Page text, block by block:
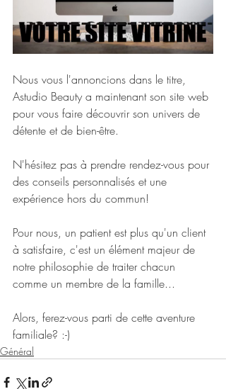
Nous vous l'annoncions dans le titre,
Astudio Beauty a maintenant son site web
pour vous faire découvrir son univers de
détente et de bien-être.
N'hésitez pas à prendre rendez-vous pour
des conseils personnalisés et une
expérience hors du commun!
Pour nous, un patient est plus qu'un client
à satisfaire, c'est un élément majeur de
notre philosophie de traiter chacun
comme un membre de la famille...
Alors, ferez-vous parti de cette aventure
familiale? :-)
Général